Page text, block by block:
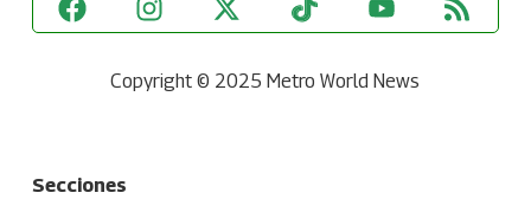
Copyright © 2025 Metro World News
Secciones